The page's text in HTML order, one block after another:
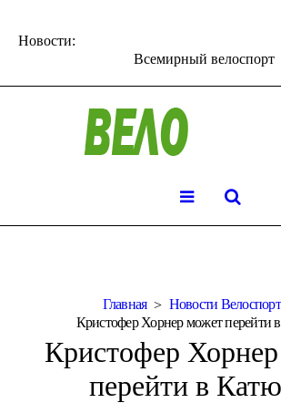
Новости:
Всемирный велоспорт
Главная
Новости
Кристофер Хорнер может перейти
Кристофер
перейти в